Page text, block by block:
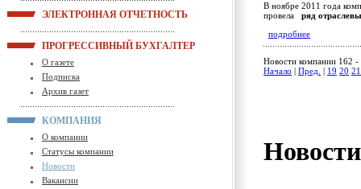
ЭЛЕКТРОННАЯ ОТЧЕТНОСТЬ
ПРОГРЕССИВНЫЙ БУХГАЛТЕР
О газете
Подписка
Архив газет
КОМПАНИЯ
О компании
Статусы компании
Новости
Вакансии
В ноябре 2011 года
провела
ряд
подробнее
Новости компании 162 -
Начало
Пред. 19 20 21